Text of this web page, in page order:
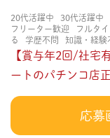
20代活躍中 30代活躍中
フリーター歓迎
フルタ
る
学歴不問 知識・経験
賑やかな職場
長く働ける
【賞与年2回/社宅
ートのパチンコ店
応募